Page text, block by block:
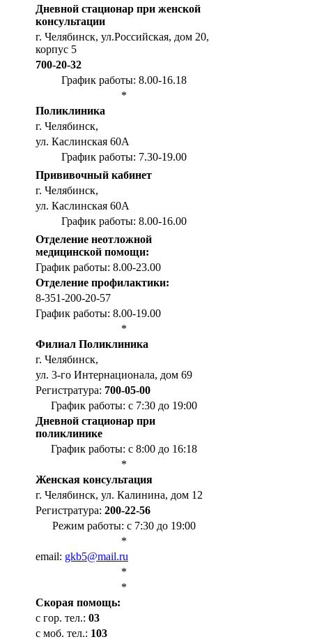
Дневной стационар при женской
консультации
г. Челябинск, ул.Российская, дом 20,
корпус 5
700-20-32
График работы: 8.00-16.18
*
Поликлиника
г. Челябинск,
ул. Каслинская 60А
График работы: 7.30-19.00
Прививочный кабинет
г. Челябинск,
ул. Каслинская 60А
График работы: 8.00-16.00
Отделение неотложной
медицинской помощи:
График работы: 8.00-23.00
Отделение профилактики:
8-351-200-20-57
График работы: 8.00-19.00
*
Филиал Поликлиника
г. Челябинск,
ул. 3-го Интернационала, дом 69
Регистратура: 700-05-00
График работы: с 7:30 до 19:00
Дневной стационар при
поликлинике
График работы: с 8:00 до 16:18
*
Женская консультация
г. Челябинск, ул. Калинина, дом 12
Регистратура: 200-22-56
Режим работы: с 7:30 до 19:00
*
email: gkb5@mail.ru
*
*
Cкорая помощь:
с гор. тел.: 03
с моб. тел.: 103